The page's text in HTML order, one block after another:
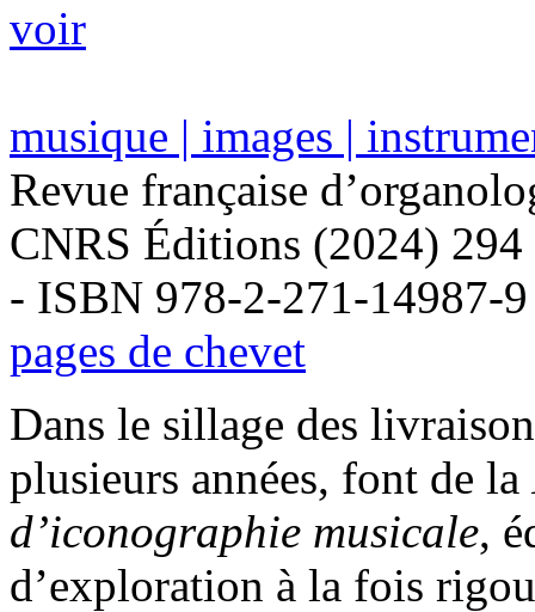
voir
musique | images |
Revue française
CNRS Éditions (2024) 294
- ISBN 978-2-271-14987-9
pages de chevet
Dans le sillage des
plusieurs années, font de la
d’iconographie musicale,
d’exploration à la fois